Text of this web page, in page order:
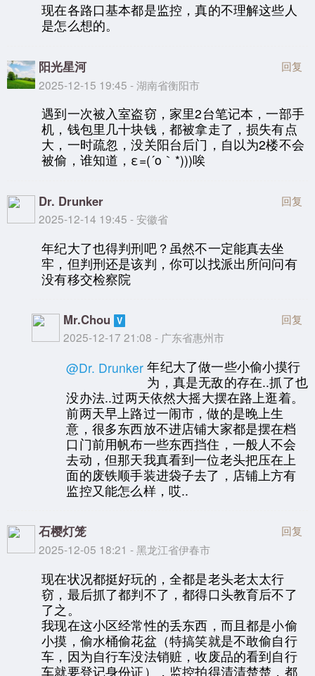
现在各路口基本都是监控，真的不理解这些人
是怎么想的。
阳光星河
2025-12-15 19:45 - 湖南省衡阳市
回复
遇到一次被入室盗窃，家里2台笔记本，一部手
机，钱包里几十块钱，都被拿走了，损失有点
大，一时疏忽，没关阳台后门，自以为2楼不会
被偷，谁知道，ε=(´ο｀*)))唉
Dr. Drunker
2025-12-14 19:45 - 安徽省
回复
年纪大了也得判刑吧？虽然不一定能真去坐
牢，但判刑还是该判，你可以找派出所问问有
没有移交检察院
Mr.Chou
2025-12-17 21:08 - 广东省惠州市
回复
@Dr. Drunker 年纪大了做一些小偷小摸行
为，真是无敌的存在..抓了也
没办法..过两天依然大摇大摆在路上逛着。
前两天早上路过一闹市，做的是晚上生
意，很多东西放不进店铺大家都是摆在档
口门前用帆布一些东西挡住，一般人不会
去动，但那天我真看到一位老头把压在上
面的废铁顺手装进袋子去了，店铺上方有
监控又能怎么样，哎..
石樱灯笼
2025-12-05 18:21 - 黑龙江省伊春市
回复
现在状况都挺好玩的，全都是老头老太太行
窃，最后抓了都判不了，都得口头教育后不了
了之。
我现在这小区经常性的丢东西，而且都是小偷
小摸，偷水桶偷花盆（特搞笑就是不敢偷自行
车，因为自行车没法销赃，收废品的看到自行
车就要登记身份证），监控拍得清清楚楚，都